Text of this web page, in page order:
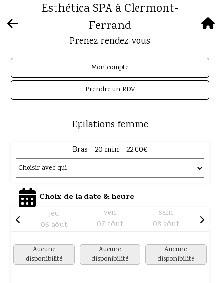
Esthética SPA à Clermont-
Ferrand
Prenez rendez-vous
Mon compte
Prendre un RDV
Epilations femme
Bras - 20 min - 22.00€
Choix de la date & heure
jeu
06 aôut
ven
07 aôut
sam
08 aôut
Aucune
disponibilité
Aucune
disponibilité
Aucune
disponibilité